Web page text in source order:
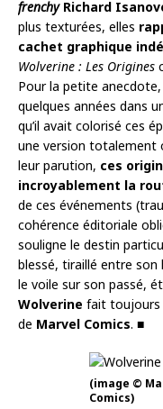
frenchy Richard
plus texturées, elles
cachet graphique
Wolverine : Les Origines
Pour la petite
quelques années dans
qu’il avait colorisé ces
une version totalement
leur parution, ces
incroyablement la
de ces événements
cohérence éditoriale
souligne le destin
blessé, tiraillé entre
le voile sur son passé,
Wolverine fait toujours
de Marvel Comics. ■
(image ©
Comics)